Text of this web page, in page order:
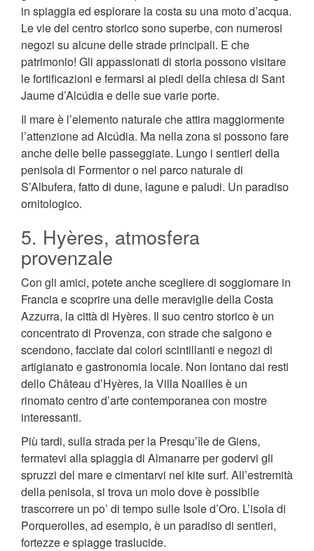
in spiaggia ed esplorare la costa su una moto d’acqua.
Le vie del centro storico sono superbe, con numerosi
negozi su alcune delle strade principali. E che
patrimonio! Gli appassionati di storia possono visitare
le fortificazioni e fermarsi ai piedi della chiesa di Sant
Jaume d’Alcúdia e delle sue varie porte.
Il mare è l’elemento naturale che attira maggiormente
l’attenzione ad Alcúdia. Ma nella zona si possono fare
anche delle belle passeggiate. Lungo i sentieri della
penisola di Formentor o nel parco naturale di
S’Albufera, fatto di dune, lagune e paludi. Un paradiso
ornitologico.
5. Hyères, atmosfera
provenzale
Con gli amici, potete anche scegliere di soggiornare in
Francia e scoprire una delle meraviglie della Costa
Azzurra, la città di Hyères. Il suo centro storico è un
concentrato di Provenza, con strade che salgono e
scendono, facciate dai colori scintillanti e negozi di
artigianato e gastronomia locale. Non lontano dai resti
dello Château d’Hyères, la Villa Noailles è un
rinomato centro d’arte contemporanea con mostre
interessanti.
Più tardi, sulla strada per la Presqu’île de Giens,
fermatevi alla spiaggia di Almanarre per godervi gli
spruzzi del mare e cimentarvi nel kite surf. All’estremità
della penisola, si trova un molo dove è possibile
trascorrere un po’ di tempo sulle Isole d’Oro. L’isola di
Porquerolles, ad esempio, è un paradiso di sentieri,
fortezze e spiagge traslucide.